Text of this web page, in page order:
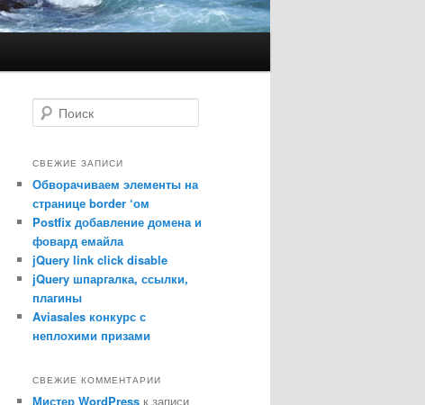
Поиск
СВЕЖИЕ ЗАПИСИ
Обворачиваем элементы на
странице border ‘ом
Postfix добавление домена и
фовард емайла
jQuery link click disable
jQuery шпаргалка, ссылки,
плагины
Aviasales конкурс с
неплохими призами
СВЕЖИЕ КОММЕНТАРИИ
Мистер WordPress к записи